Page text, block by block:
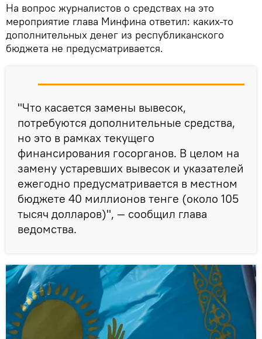
На вопрос журналистов о средствах на это
мероприятие глава Минфина ответил: каких-то
дополнительных денег из республиканского
бюджета не предусматривается.
"Что касается замены вывесок,
потребуются дополнительные средства,
но это в рамках текущего
финансирования госорганов. В целом на
замену устаревших вывесок и указателей
ежегодно предусматривается в местном
бюджете 40 миллионов тенге (около 105
тысяч долларов)", — сообщил глава
ведомства.